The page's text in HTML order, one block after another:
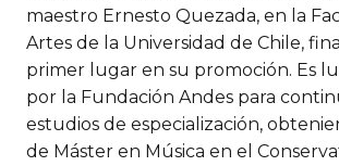
maestro Ernesto Quezada, en la
Artes de la Universidad de Chile,
primer lugar en su promoción. Es
por la Fundación Andes para
estudios de especialización,
de Máster en Música en el